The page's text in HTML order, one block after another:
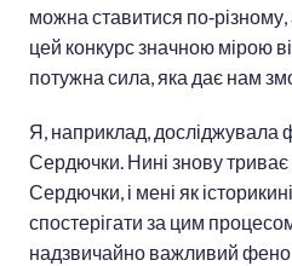
можна ставитися
цей конкурс значною мірою
потужна сила, яка дає нам
Я, наприклад, досліджувала
Сердючки. Нині знову
Сердючки, і мені як
спостерігати за цим
надзвичайно важливий